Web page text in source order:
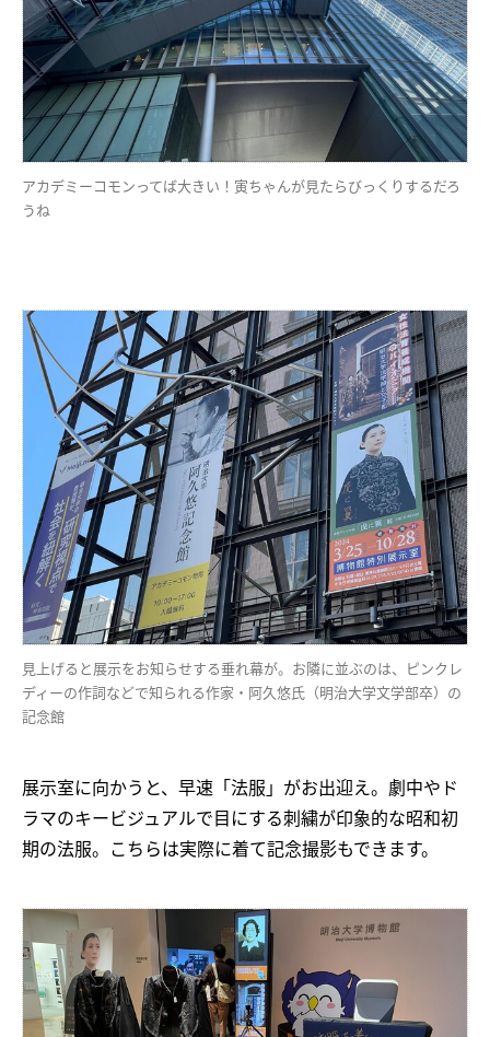
アカデミーコモンってば大きい！寅ちゃんが見たらびっくりするだろ
うね
見上げると展示をお知らせする垂れ幕が。お隣に並ぶのは、ピンクレ
ディーの作詞などで知られる作家・阿久悠氏（明治大学文学部卒）の
記念館
展示室に向かうと、早速「法服」がお出迎え。劇中やド
ラマのキービジュアルで目にする刺繍が印象的な昭和初
期の法服。こちらは実際に着て記念撮影もできます。